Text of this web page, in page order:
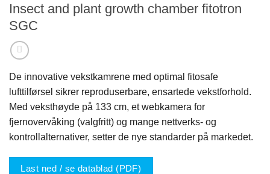
Insect and plant growth chamber fitotron
SGC
De innovative vekstkamrene med optimal fitosafe
lufttilførsel sikrer reproduserbare, ensartede vekstforhold.
Med veksthøyde på 133 cm, et webkamera for
fjernovervåking (valgfritt) og mange nettverks- og
kontrollalternativer, setter de nye standarder på markedet.
Last ned / se datablad (PDF)